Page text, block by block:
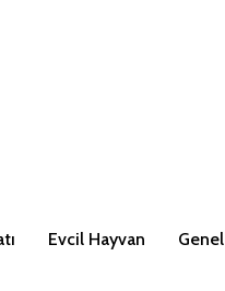
Evcil Hayvan Genel